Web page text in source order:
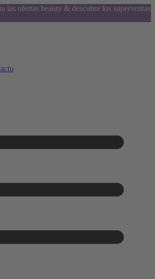
las ofertas beauty & descubre los superventas